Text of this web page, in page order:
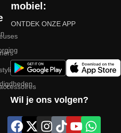
mobiel:
ONTDEK ONZE APP
Wil je ons volgen?